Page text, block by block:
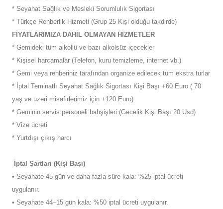
* Seyahat Sağlık ve Mesleki Sorumlulık Sigortası
* Türkçe Rehberlik Hizmeti (Grup 25 Kişi olduğu takdirde)
FİYATLARIMIZA DAHİL OLMAYAN HİZMETLER
* Gemideki tüm alkollü ve bazı alkolsüz içecekler
* Kişisel harcamalar (Telefon, kuru temizleme, internet vb.)
* Gemi veya rehberiniz tarafından organize edilecek tüm ekstra turlar
* İptal Teminatlı Seyahat Sağlık Sigortası Kişi Başı +60 Euro ( 70
yaş ve üzeri misafirlerimiz için +120 Euro)
* Geminin servis personeli bahşişleri (Gecelik Kişi Başı 20 Usd)
* Vize ücreti
* Yurtdışı çıkış harcı
İptal Şartları (Kişi Başı)
• Seyahate 45 gün ve daha fazla süre kala: %25 iptal ücreti
uygulanır.
• Seyahate 44–15 gün kala: %50 iptal ücreti uygulanır.